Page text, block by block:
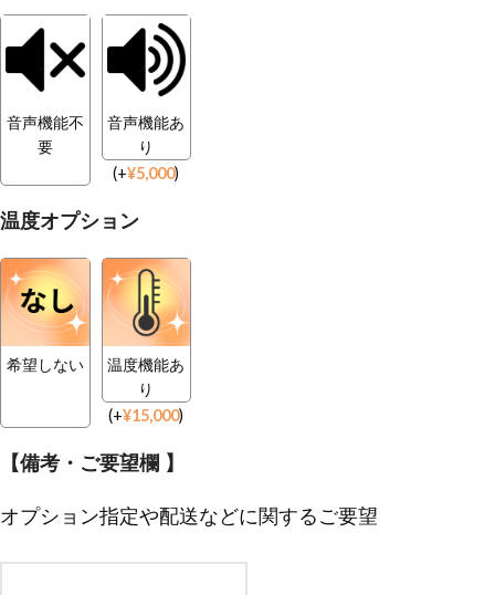
音声機能不
要
音声機能あ
り
(+¥5,000)
温度オプション
希望しない
温度機能あ
り
(+¥15,000)
【備考・ご要望欄 】
オプション指定や配送などに関するご要望